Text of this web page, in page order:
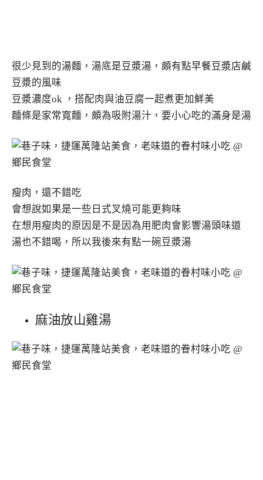
很少見到的湯麵，湯底是豆漿湯，頗有點早餐豆漿店鹹
豆漿的風味
豆漿濃度ok ，搭配肉與油豆腐一起煮更加鮮美
麵條是家常寬麵，頗為吸附湯汁，要小心吃的滿身是湯
瘦肉，還不錯吃
會想說如果是一些日式叉燒可能更夠味
在想用瘦肉的原因是不是因為用肥肉會影響湯頭味道
湯也不錯喝，所以我後來有點一碗豆漿湯
麻油放山雞湯